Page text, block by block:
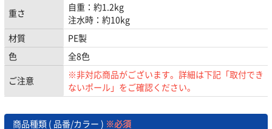
重さ
自重：約1.2kg
注水時：約10kg
材質
PE製
色
全8色
ご注意
※非対応商品がございます。詳細は下記「取付でき
ないポール」をご確認ください。
商品種類 ( 品番/カラー ) ※必須